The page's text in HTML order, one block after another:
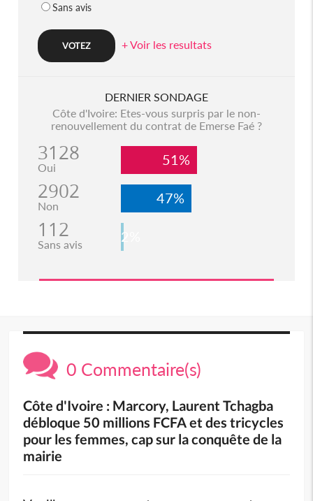
Sans avis
+ Voir les resultats
DERNIER SONDAGE
Côte d'Ivoire: Etes-vous surpris par le non-
renouvellement du contrat de Emerse Faé ?
3128
Oui 51%
2902
Non 47%
112
Sans avis 2%
0 Commentaire(s)
Côte d'Ivoire : Marcory, Laurent Tchagba
débloque 50 millions FCFA et des tricycles
pour les femmes, cap sur la conquête de la
mairie